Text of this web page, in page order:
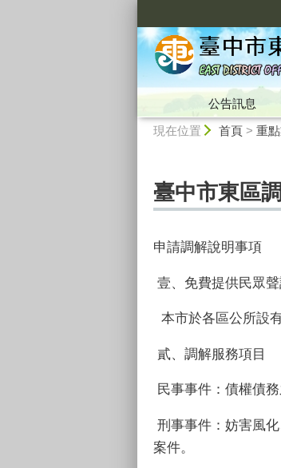
公告訊息
現在位置 首頁> 重
臺中市東區
申請調解說明事項
壹、免費提供民眾
本市於各區公所設
貳、調解服務項目
民事事件：債權債
刑事事件：妨害風
案件。